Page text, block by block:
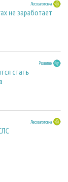
Лесозаготовка
не заработает
Развитие
стать
Лесозаготовка